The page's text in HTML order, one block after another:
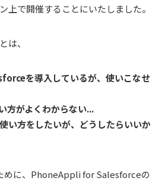
上で開催することにいたしました。
は、
を導入しているが、使いこなせ
方がよくわからない...
い方をしたいが、どうしたらいいか
めに、PhoneAppli for Salesforceの